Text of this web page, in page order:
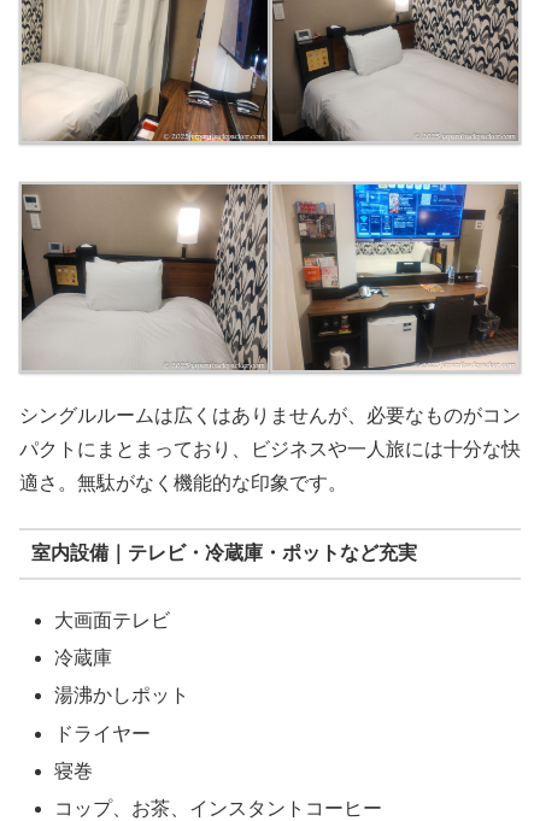
シングルルームは広くはありませんが、必要なものがコン
パクトにまとまっており、ビジネスや一人旅には十分な快
適さ。無駄がなく機能的な印象です。
室内設備｜テレビ・冷蔵庫・ポットなど充実
大画面テレビ
冷蔵庫
湯沸かしポット
ドライヤー
寝巻
コップ、お茶、インスタントコーヒー